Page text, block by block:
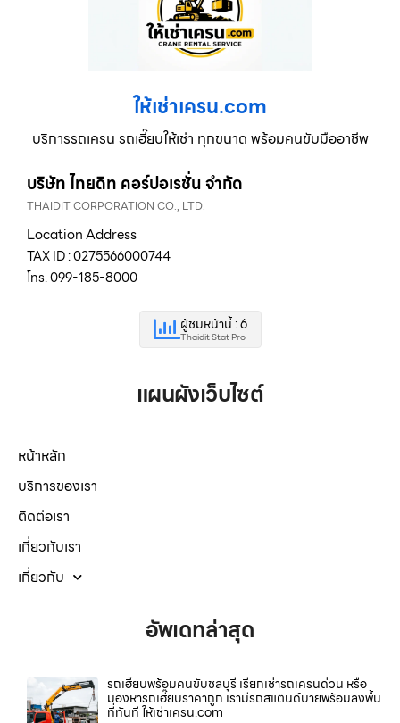
ให้เช่าเครน.com
บริการรถเครน รถเฮี๊ยบให้เช่า ทุกขนาด พร้อมคนขับมืออาชีพ
บริษัท ไทยดิท คอร์ปอเรชั่น จำกัด
THAIDIT CORPORATION CO., LTD.
Location Address
TAX ID : 0275566000744
โทร. 099-185-8000
ผู้ชมหน้านี้ : 6
Thaidit Stat Pro
แผนผังเว็บไซต์
หน้าหลัก
บริการของเรา
ติดต่อเรา
เกี่ยวกับเรา
เกี่ยวกับ
อัพเดทล่าสุด
รถเฮี๊ยบพร้อมคนขับชลบุรี เรียกเช่ารถเครนด่วน หรือ
มองหารถเฮี๊ยบราคาถูก เรามีรถสแตนด์บายพร้อมลงพื้น
ที่ทันที ให้เช่าเครน.com